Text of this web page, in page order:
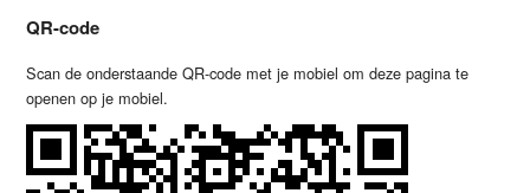
QR-code
Scan de onderstaande QR-code met je mobiel om deze pagina te
openen op je mobiel.